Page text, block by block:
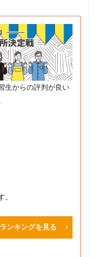
生からの評判が良い
。
ンキングを見る